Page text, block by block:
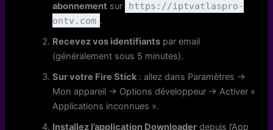
abonnement sur
https://iptvatlaspro-
ontv.com .
Recevez vos identifiants par email
(généralement sous 5 minutes).
Sur votre Fire Stick : allez dans Paramètres →
Mon appareil → Options développeur → Activer «
Applications inconnues ».
Installez l’application Downloader depuis l’App